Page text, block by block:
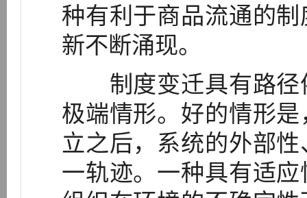
种有利于商品流通的
新不断涌现。
制度变迁具有路径
极端情形。好的情形
立之后，系统的外部
一轨迹。一种具有适